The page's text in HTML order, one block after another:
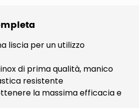
liscia per un utilizzo
di prima qualità, manico
resistente
la massima efficacia e